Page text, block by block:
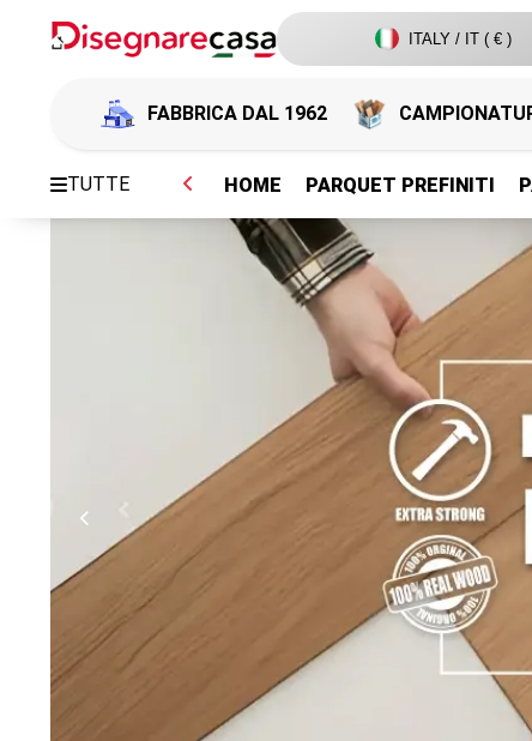
ITALY / IT ( € )
FABBRICA DAL 1962
TUTTE HOME PARQUET PREFINITI